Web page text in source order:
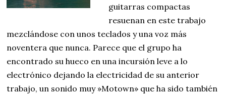
guitarras compactas
resuenan en este trabajo
mezclándose con unos teclados y una voz más
noventera que nunca. Parece que el grupo ha
encontrado su hueco en una incursión leve a lo
electrónico dejando la electricidad de su anterior
trabajo, un sonido muy »Motown» que ha sido también